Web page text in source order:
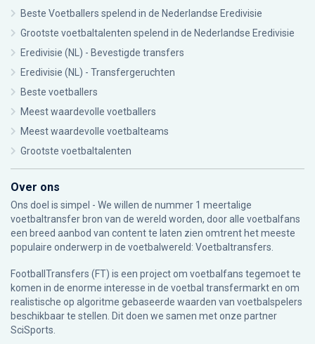
Beste Voetballers spelend in de Nederlandse Eredivisie
Grootste voetbaltalenten spelend in de Nederlandse Eredivisie
Eredivisie (NL) - Bevestigde transfers
Eredivisie (NL) - Transfergeruchten
Beste voetballers
Meest waardevolle voetballers
Meest waardevolle voetbalteams
Grootste voetbaltalenten
Over ons
Ons doel is simpel - We willen de nummer 1 meertalige
voetbaltransfer bron van de wereld worden, door alle voetbalfans
een breed aanbod van content te laten zien omtrent het meeste
populaire onderwerp in de voetbalwereld: Voetbaltransfers.
FootballTransfers (FT) is een project om voetbalfans tegemoet te
komen in de enorme interesse in de voetbal transfermarkt en om
realistische op algoritme gebaseerde waarden van voetbalspelers
beschikbaar te stellen. Dit doen we samen met onze partner
SciSports